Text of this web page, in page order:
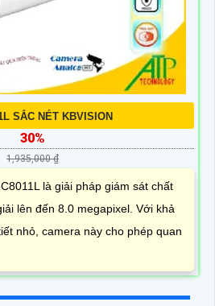
SẮC NÉT KBVISION
30%
1,935,000 ₫
là giải pháp giám sát chất
lên đến 8.0 megapixel. Với khả
nhỏ, camera này cho phép quan